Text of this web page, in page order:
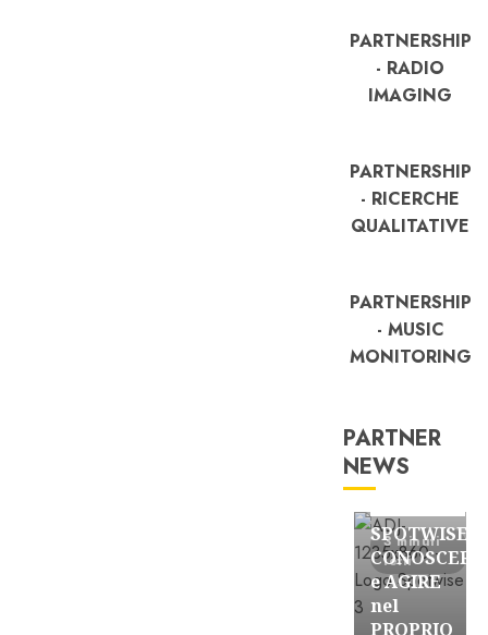
PARTNERSHIP
- RADIO
IMAGING
PARTNERSHIP
- RICERCHE
QUALITATIVE
PARTNERSHIP
- MUSIC
MONITORING
PARTNER
NEWS
3 minuti
letti
FREE
SPOTWISE:
CONOSCERE
e AGIRE
nel
PROPRIO